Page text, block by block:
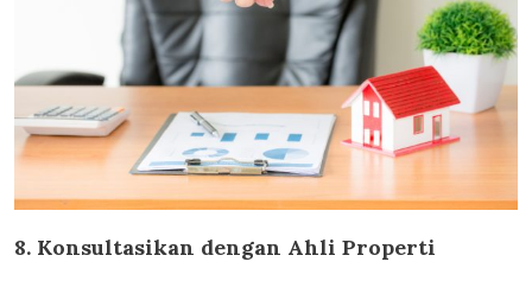
8. Konsultasikan dengan Ahli Properti